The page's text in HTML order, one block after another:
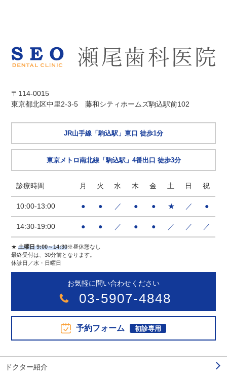
〒114-0015
東京都北区中里2-3-5 藤和シティホームズ駒込駅前102
JR山手線「駒込駅」東口 徒歩1分
東京メトロ南北線「駒込駅」4番出口 徒歩3分
診療時間 月 火 水 木 金 土 日 祝
10:00-13:00 ● ● ／ ● ● ★ ／ ●
14:30-19:00 ● ● ／ ● ● ／ ／ ／
★土曜日 9:00～14:30※昼休憩なし
最終受付は、30分前となります。
休診日／水・日曜日
お気軽に問い合わせください
03-5907-4848
予約フォーム 初診専用
ドクター紹介